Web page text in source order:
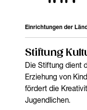
Einrichtungen der
Stiftung
Die Stiftung dient
Erziehung von
fördert die
Jugendlichen.